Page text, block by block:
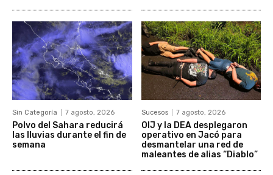
Sin Categoría 7 agosto, 2026
Polvo del Sahara reducirá
las lluvias durante el fin de
semana
Sucesos 7 agosto, 2026
OIJ y la DEA desplegaron
operativo en Jacó para
desmantelar una red de
maleantes de alias “Diablo”